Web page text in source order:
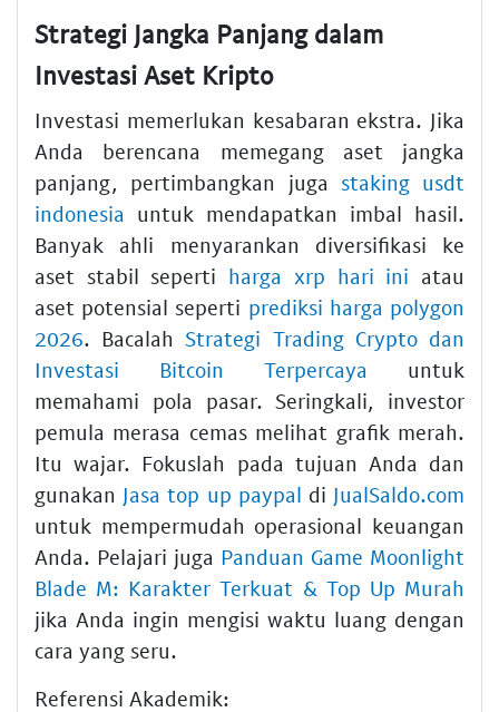
Strategi Jangka Panjang dalam
Investasi Aset Kripto
Investasi memerlukan kesabaran ekstra. Jika
Anda berencana memegang aset jangka
panjang, pertimbangkan juga staking usdt
indonesia untuk mendapatkan imbal hasil.
Banyak ahli menyarankan diversifikasi ke
aset stabil seperti harga xrp hari ini atau
aset potensial seperti prediksi harga polygon
2026. BacalahStrategi Trading Crypto dan
Investasi Bitcoin Terpercaya untuk
memahami pola pasar. Seringkali, investor
pemula merasa cemas melihat grafik merah.
Itu wajar. Fokuslah pada tujuan Anda dan
gunakan Jasa top up paypal di JualSaldo.com
untuk mempermudah operasional keuangan
Anda. Pelajari juga Panduan Game Moonlight
Blade M: Karakter Terkuat & Top Up Murah
jika Anda ingin mengisi waktu luang dengan
cara yang seru.
Referensi Akademik: